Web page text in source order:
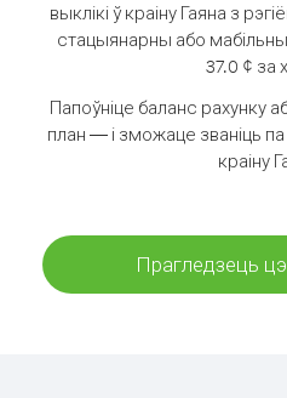
выклікі ў краіну Гаяна з
стацыянарны або
37.0 ¢ за
Папоўніце баланс
план — і зможаце званіць па
краіну
Прагледзець